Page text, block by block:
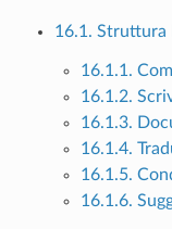
16.1. Struttura
16.1.1.
16.1.2.
16.1.3.
16.1.4.
16.1.5.
16.1.6.